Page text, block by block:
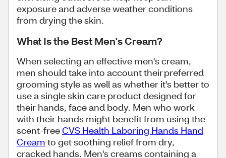
exposure and adverse weather conditions
from drying the skin.
What Is the Best Men's Cream?
When selecting an effective men's cream,
men should take into account their preferred
grooming style as well as whether it's better to
use a single skin care product designed for
their hands, face and body. Men who work
with their hands might benefit from using the
scent-freeCVS Health Laboring Hands Hand
Cream to get soothing relief from dry,
cracked hands. Men's creams containing a